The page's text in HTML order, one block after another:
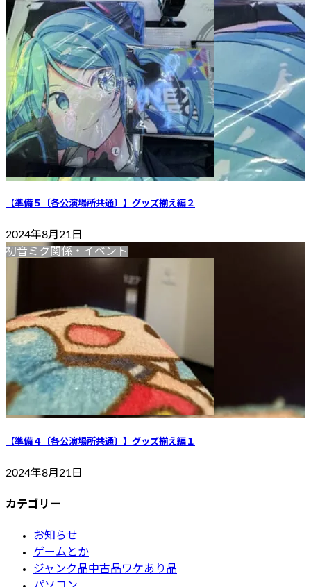
【準備５〔各公演場所共通〕】グッズ揃え編２
2024年8月21日
初音ミク関係・イベント
【準備４〔各公演場所共通〕】グッズ揃え編１
2024年8月21日
カテゴリー
お知らせ
ゲームとか
ジャンク品中古品ワケあり品